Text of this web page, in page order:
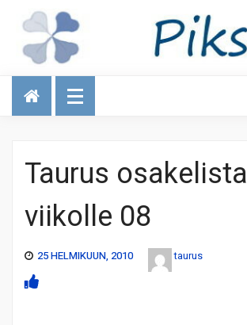
Talous
Taurus osakelista
viikolle 08
25 HELMIKUUN, 2010 taurus